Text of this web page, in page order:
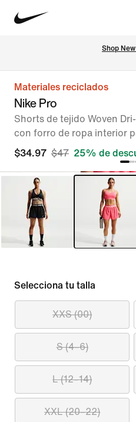
Shop
Materiales reciclados
Nike Pro
Shorts de tejido Woven
con forro de ropa interior
$34.97 $47 25% de
Selecciona tu talla
XXS (00)
S (4–6)
L (12–14)
XXL (20–22)